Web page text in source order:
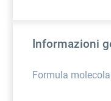
Informazioni
Formula